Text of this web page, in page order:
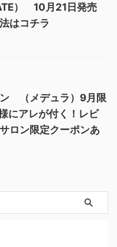
） 10月21日発売
はコチラ
（メデュラ）9月限
にアレが付く！レビ
ロン限定クーポンあ